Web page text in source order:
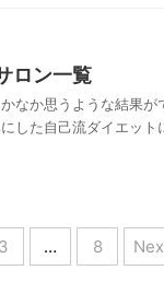
ロン一覧
なか思うような結果
した自己流ダイエッ
3 … 8